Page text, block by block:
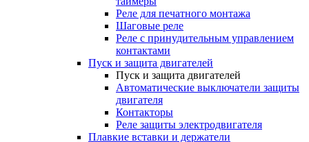
Реле для печатного монтажа
Шаговые реле
Реле с принудительным управлением
контактами
Пуск и защита двигателей
Пуск и защита двигателей
Автоматические выключатели защиты
двигателя
Контакторы
Реле защиты электродвигателя
Плавкие вставки и держатели